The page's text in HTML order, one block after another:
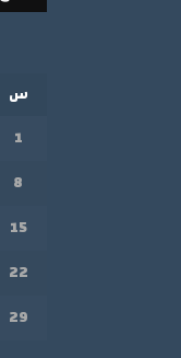
س
1
8
15
22
29